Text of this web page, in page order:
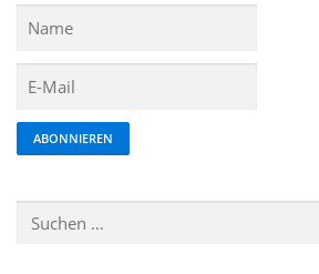
ABONNIEREN